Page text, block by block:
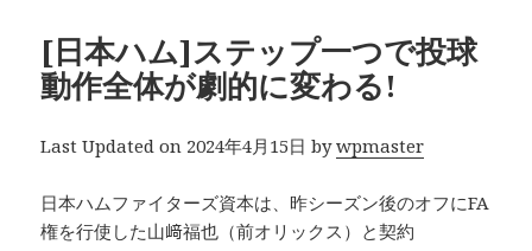
[日本ハム]ステップ一つで投球
動作全体が劇的に変わる!
Last Updated on 2024年4月15日 bywpmaster
日本ハムファイターズ資本は、昨シーズン後のオフにFA
権を行使した山﨑福也（前オリックス）と契約